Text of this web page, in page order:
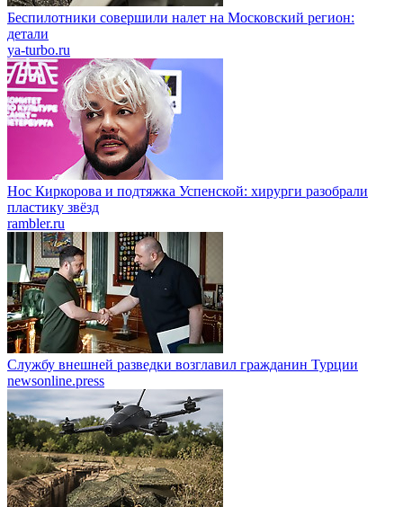
Беспилотники совершили налет на Московский регион:
детали
ya-turbo.ru
Нос Киркорова и подтяжка Успенской: хирурги разобрали
пластику звёзд
rambler.ru
Службу внешней разведки возглавил гражданин Турции
newsonline.press